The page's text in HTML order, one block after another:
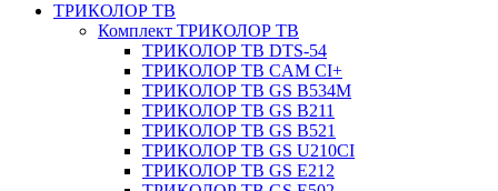
ТРИКОЛОР ТВ
Комплект ТРИКОЛОР ТВ
ТРИКОЛОР ТВ DTS-54
ТРИКОЛОР ТВ CAM CI+
ТРИКОЛОР ТВ GS B534M
ТРИКОЛОР ТВ GS B211
ТРИКОЛОР ТВ GS B521
ТРИКОЛОР ТВ GS U210CI
ТРИКОЛОР ТВ GS E212